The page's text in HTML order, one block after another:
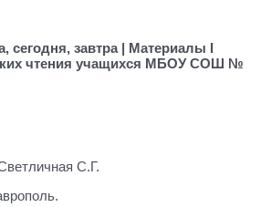
сегодня, завтра | Материалы I
чтения учащихся МБОУ СОШ №
С.Г.